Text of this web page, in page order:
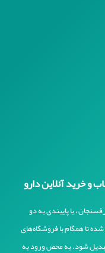
و خرید آنلاین دارو
، با پایبندی به دو
تا همگام با فروشگاه‌های
تبدیل شود. به محض ورود به